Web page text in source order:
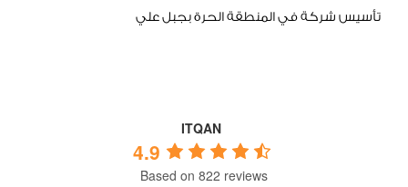
تأسيس شركة في المنطقة الحرة بجبل علي
ITQAN
4.9
Based on 822 reviews